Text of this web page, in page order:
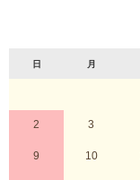
日 月
2 3
9 10